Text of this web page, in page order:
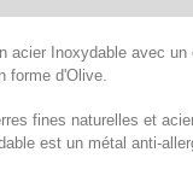
acier Inoxydable avec
forme d'Olive.
fines naturelles et
est un métal anti-